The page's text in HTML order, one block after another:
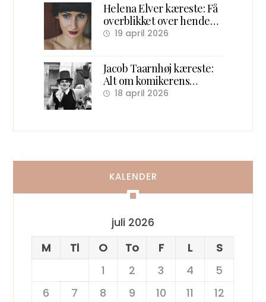
Helena Elver kæreste: Få
overblikket over hendes
kærlighedsliv
19 april 2026
Jacob Taarnhøj kæreste:
Alt om komikerens
kærlighedsliv bag scenen
18 april 2026
KALENDER
juli 2026
M
Ti O To F L
S
1
2 3 4
5
6
7 8 9 10 11
12